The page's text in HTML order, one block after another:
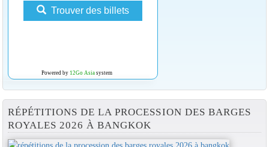
Trouver des billets
Powered by 12Go Asiasystem
RÉPÉTITIONS DE LA PROCESSION DES BARGES
ROYALES 2026 À BANGKOK